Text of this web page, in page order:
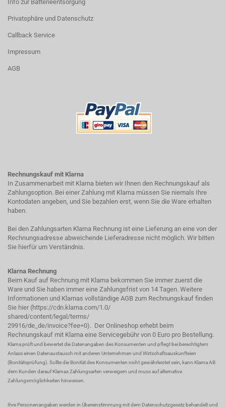
Info zur Batterieentsorgung
Privatsphäre und Datenschutz
Callback Service
Impressum
AGB
Rechnungskauf mit Klarna
In Zusammenarbeit mit Klarna bieten wir Ihnen den Rechnungskauf als
Zahlungsoption. Bei einer Zahlung mit Klarna müssen Sie niemals Ihre
Kontodaten angeben, und Sie bezahlen erst, wenn Sie die Ware erhalten
haben.
Bei den Zahlungsarten Klarna Rechnung ist eine Lieferung an eine von der
Rechnungsadresse abweichende Lieferadresse nicht möglich. Wir bitten
Sie hierfür um Verständnis.
Klarna Rechnung
Beim Kauf auf Rechnung mit Klarna bekommen Sie immer zuerst die
Ware und Sie haben immer eine Zahlungsfrist von 14 Tagen. Weitere
Informationen und Klarnas vollständige AGB zum Rechnungskauf finden
Sie hier (https://cdn.klarna.com/1.0/
shared/content/legal/terms/
29916/de_de/invoice?fee=0). Der Onlineshop erhebt beim
Rechnungskauf mit Klarna eine Servicegebühr von 0 Euro pro Bestellung.
Klarna prüft und bewertet die Datenangaben des Konsumenten und pflegt bei berechtigtem
Anlass einen Datenaustausch mit anderen Unternehmen und Wirtschaftsauskunfteien
(Bonitätsprüfung). Sollte die Bonität des Konsumenten nicht gewährleistet sein, kann Klarna AB
dem Kunden darauf Klarnas Zahlungsarten verweigern und muss auf alternative
Zahlungsmöglichkeiten hinweisen.
Ihre Personenangaben werden in Übereinstimmung mit dem Datenschutzgesetz behandelt und